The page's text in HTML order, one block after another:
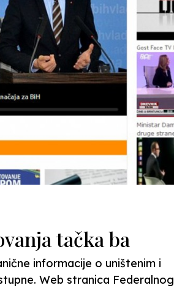
tačka ba
informacije o uništenim i
Web stranica Federalnog